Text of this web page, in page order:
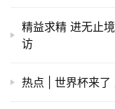
精益求精 进无止
访
热点 | 世界杯来了